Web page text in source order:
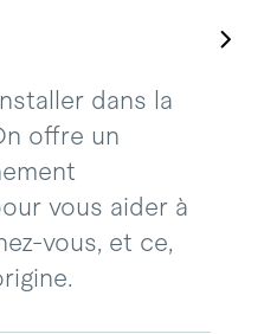
dans la
offre un
vous aider à
vous, et ce,